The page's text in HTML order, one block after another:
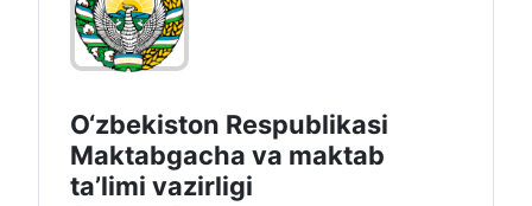
O‘zbekiston Respublikasi
Maktabgacha va maktab
taʼlimi vazirligi